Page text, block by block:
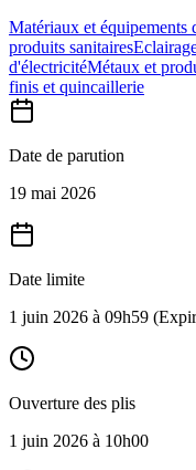
Matériaux et équipements
produits sanitaires
d'électricitéMétaux et
finis et quincaillerie
Date de parution
19 mai 2026
Date limite
1 juin 2026 à 09h59
Ouverture des plis
1 juin 2026 à 10h00